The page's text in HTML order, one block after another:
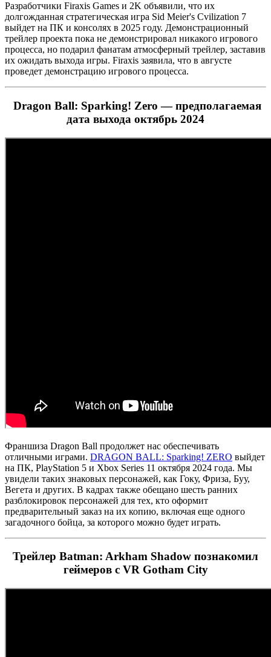
Разработчики Firaxis Games и 2K объявили, что их
долгожданная стратегическая игра Sid Meier's Cvilization 7
выйдет на ПК и консолях в 2025 году. Демонстрационный
трейлер проекта пока не демонстрировал никакого игрового
процесса, но подарил фанатам атмосферный трейлер, заставив
их ожидать выхода игры. Firaxis заявила, что в августе
проведет демонстрацию игрового процесса.
Dragon Ball: Sparking! Zero — предполагаемая
дата выхода октябрь 2024
Франшиза Dragon Ball продолжет нас обеспечивать
отличными играми. DRAGON BALL: Sparking! ZERO выйдет
на ПК, PlayStation 5 и Xbox Series 11 октября 2024 года. Мы
увидели таких знаковых персонажей, как Гоку, Фриза, Буу,
Вегета и других. В кадрах также обещано шесть ранних
разблокировок персонажей для тех, кто оформит
предварительный заказ на их копию, включая еще одного
загадочного бойца, за которого можно будет играть.
Трейлер Batman: Arkham Shadow познакомил
геймеров с VR Gotham City